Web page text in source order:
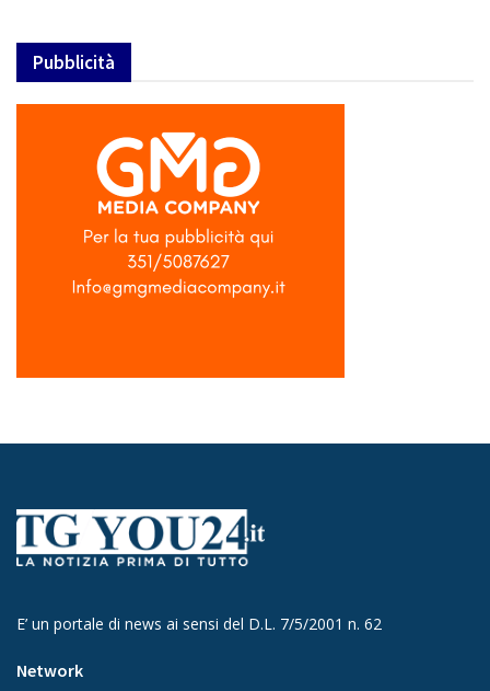
Pubblicità
E’ un portale di news ai sensi del D.L. 7/5/2001 n. 62
Network